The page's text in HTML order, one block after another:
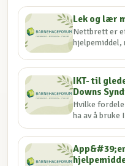
Lek og lær
Nettbrett er
hjelpemiddel,
IKT- til
Downs
Hvilke
ha av å bruke